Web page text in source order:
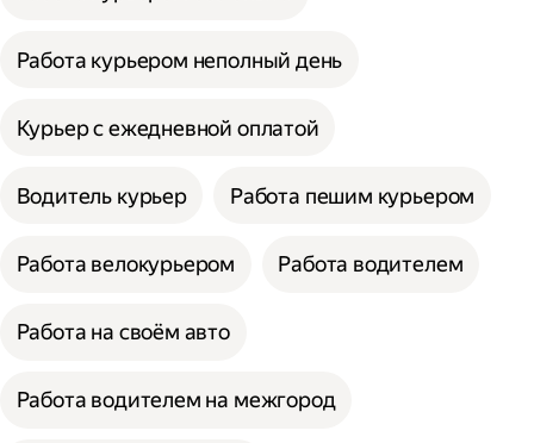
Работа курьером неполный день
Курьер с ежедневной оплатой
Водитель курьер Работа пешим курьером
Работа велокурьером Работа водителем
Работа на своём авто
Работа водителем на межгород